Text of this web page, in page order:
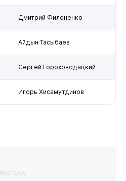
Дмитрий Филоненко
Айдын Тасыбаев
Сергей Гороховодацкий
Игорь Хисамутдинов
РЕКЛАМА